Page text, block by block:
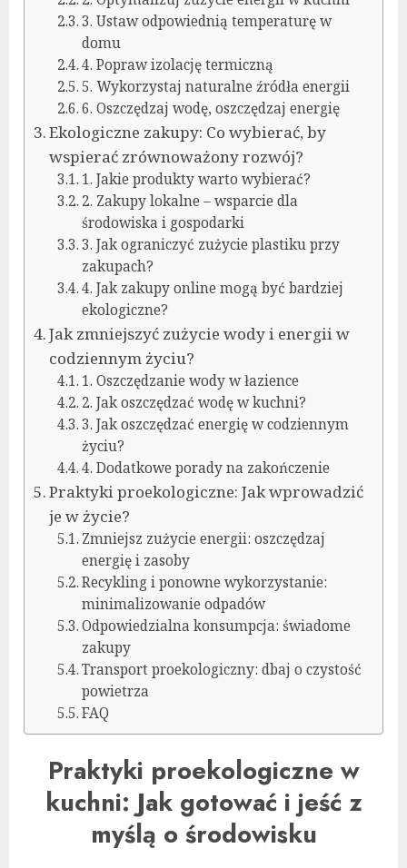
3. Ustaw odpowiednią temperaturę w
domu
4. Popraw izolację termiczną
5. Wykorzystaj naturalne źródła energii
6. Oszczędzaj wodę, oszczędzaj energię
Ekologiczne zakupy: Co wybierać, by
wspierać zrównoważony rozwój?
1. Jakie produkty warto wybierać?
2. Zakupy lokalne – wsparcie dla
środowiska i gospodarki
3. Jak ograniczyć zużycie plastiku przy
zakupach?
4. Jak zakupy online mogą być bardziej
ekologiczne?
Jak zmniejszyć zużycie wody i energii w
codziennym życiu?
1. Oszczędzanie wody w łazience
2. Jak oszczędzać wodę w kuchni?
3. Jak oszczędzać energię w codziennym
życiu?
4. Dodatkowe porady na zakończenie
Praktyki proekologiczne: Jak wprowadzić
je w życie?
Zmniejsz zużycie energii: oszczędzaj
energię i zasoby
Recykling i ponowne wykorzystanie:
minimalizowanie odpadów
Odpowiedzialna konsumpcja: świadome
zakupy
Transport proekologiczny: dbaj o czystość
powietrza
FAQ
Praktyki proekologiczne w
kuchni: Jak gotować i jeść z
myślą o środowisku